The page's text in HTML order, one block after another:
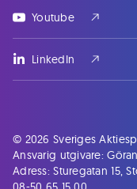
Youtube
LinkedIn
© 2026 Sveriges
Ansvarig utgivare:
Adress: Sturegatan 15,